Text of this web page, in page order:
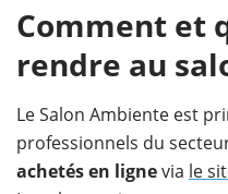
Comment et
rendre au
Le Salon Ambiente est
professionnels du
achetés en lignevia le